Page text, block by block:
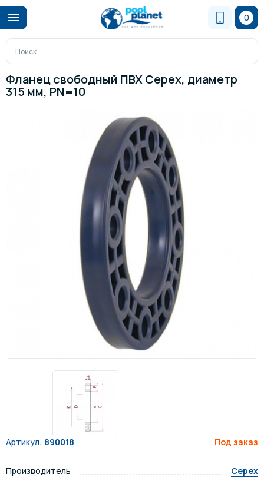
0
Фланец свободный ПВХ Cepex, диаметр
315 мм, PN=10
Артикул: 890018 Под заказ
Производитель
Cepex